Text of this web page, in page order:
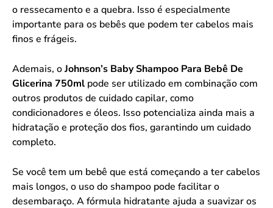
o ressecamento e a quebra. Isso é especialmente
importante para os bebês que podem ter cabelos mais
finos e frágeis.
Ademais, oJohnson’s Baby Shampoo Para Bebê De
Glicerina 750ml pode ser utilizado em combinação com
outros produtos de cuidado capilar, como
condicionadores e óleos. Isso potencializa ainda mais a
hidratação e proteção dos fios, garantindo um cuidado
completo.
Se você tem um bebê que está começando a ter cabelos
mais longos, o uso do shampoo pode facilitar o
desembaraço. A fórmula hidratante ajuda a suavizar os